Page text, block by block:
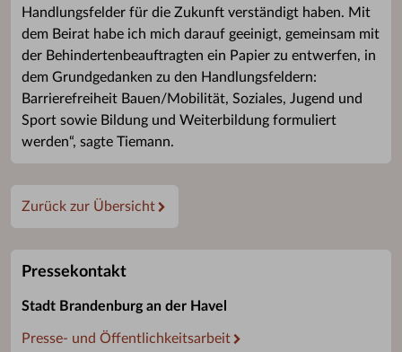
Handlungsfelder für die Zukunft verständigt haben. Mit
dem Beirat habe ich mich darauf geeinigt, gemeinsam mit
der Behindertenbeauftragten ein Papier zu entwerfen, in
dem Grundgedanken zu den Handlungsfeldern:
Barrierefreiheit Bauen/Mobilität, Soziales, Jugend und
Sport sowie Bildung und Weiterbildung formuliert
werden“, sagte Tiemann.
Zurück zur Übersicht
Pressekontakt
Stadt Brandenburg an der Havel
Presse- und Öffentlichkeitsarbeit